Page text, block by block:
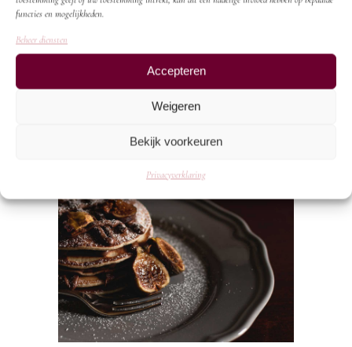
functies en mogelijkheden.
Beheer diensten
Accepteren
Weigeren
Bekijk voorkeuren
Privacyverklaring